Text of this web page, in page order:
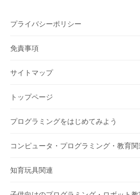
プライバシーポリシー
免責事項
サイトマップ
トップページ
プログラミングをはじめてみよう
コンピュータ・プログラミング・教育
知育玩具関連